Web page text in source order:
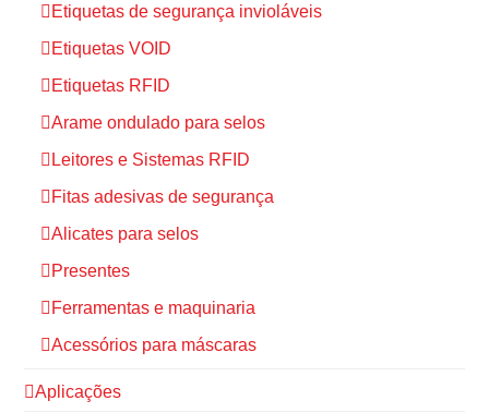
Etiquetas de segurança invioláveis
Etiquetas VOID
Etiquetas RFID
Arame ondulado para selos
Leitores e Sistemas RFID
Fitas adesivas de segurança
Alicates para selos
Presentes
Ferramentas e maquinaria
Acessórios para máscaras
Aplicações